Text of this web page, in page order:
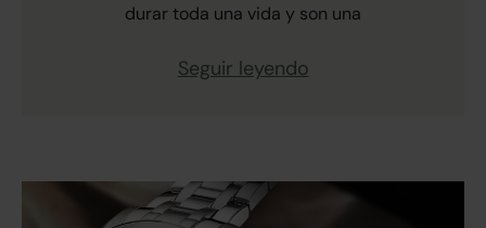
durar toda una vida y son una
Seguir leyendo